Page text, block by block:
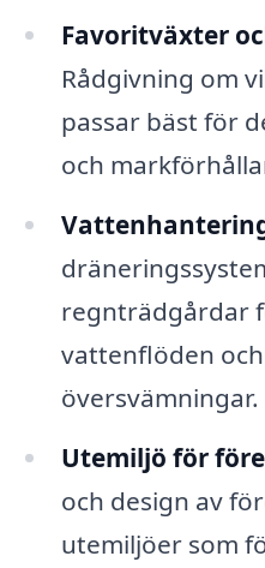
Favoritväxter
Rådgivning om
passar bäst för
och
regnträdgårdar
vattenflöden
översvämningar.
Utemiljö för
och design av
utemiljöer som